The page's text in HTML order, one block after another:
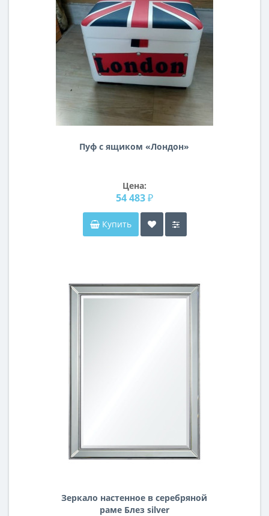
Пуф с ящиком «Лондон»
Цена:
54 483 ₽
Купить
Зеркало настенное в серебряной
раме Блез silver